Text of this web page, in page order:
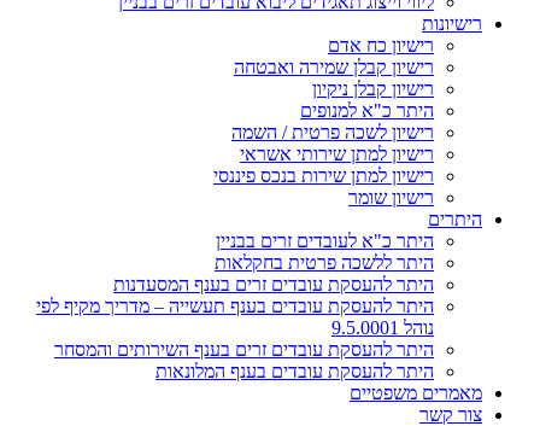
רישיונות
רישיון כח אדם
רישיון קבלן שמירה ואבטחה
רישיון קבלן ניקיון
היתר כ"א למנופים
רישיון לשכה פרטית / השמה
רישיון למתן שירותי אשראי
רישיון למתן שירות בנכס פיננסי
רישיון שומר
היתרים
היתר כ"א לעובדים זרים בבניין
היתר ללשכה פרטית בחקלאות
היתר להעסקת עובדים זרים בענף המסעדנות
היתר להעסקת עובדים בענף תעשייה – מדריך מקיף לפי
נוהל 9.5.0001
היתר להעסקת עובדים זרים בענף השירותים והמסחר
היתר להעסקת עובדים בענף המלונאות
מאמרים משפטיים
צור קשר